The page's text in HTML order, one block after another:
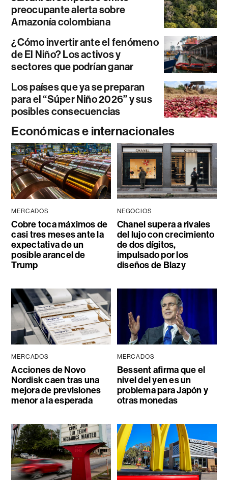
preocupante alerta sobre
Amazonía colombiana
¿Cómo invertir ante el fenómeno
de El Niño? Los activos y
sectores que podrían ganar
Los países que ya se preparan
para el “Súper Niño 2026” y sus
posibles consecuencias
Económicas e internacionales
MERCADOS
Cobre toca máximos de
casi tres meses ante la
expectativa de un
posible arancel de
Trump
NEGOCIOS
Chanel supera a rivales
del lujo con crecimiento
de dos dígitos,
impulsado por los
diseños de Blazy
MERCADOS
Acciones de Novo
Nordisk caen tras una
mejora de previsiones
menor a la esperada
MERCADOS
Bessent afirma que el
nivel del yen es un
problema para Japón y
otras monedas